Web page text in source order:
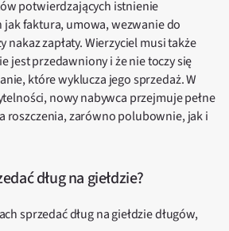
potwierdzających istnienie
faktura, umowa, wezwanie do
nakaz zapłaty. Wierzyciel musi także
jest przedawniony i że nie toczy się
które wyklucza jego sprzedaż. W
nowy nabywca przejmuje pełne
roszczenia, zarówno polubownie, jak i
dług na giełdzie?
sprzedać dług na giełdzie długów,